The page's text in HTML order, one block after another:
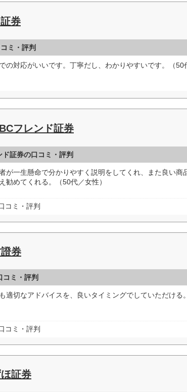
券
ミ・評判
の対応がいいです。丁寧だし、わかりやすいです。（50
フレンド証券
証券の口コミ・評判
が一生懸命で分かりやすく説明をしてくれ、また良い商
勧めてくれる。（50代／女性）
コミ・評判
券
コミ・評判
適切なアドバイスを、良いタイミングでしていただける
コミ・評判
証券